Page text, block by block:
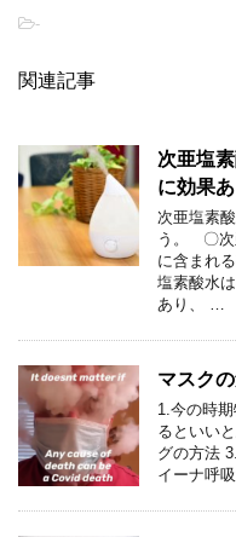
-
関連記事
次亜塩
に効果
次亜塩素
う。 〇次
に含まれ
塩素酸水
あり、 …
マスク
1.今の時
るといい
グの方法
イーナ呼